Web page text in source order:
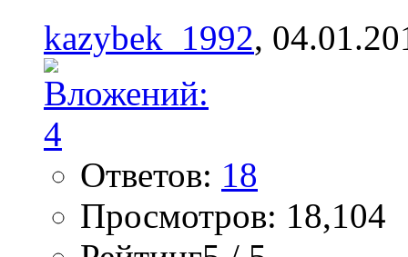
kazybek_1992,
Ответов: 18
Просмотров: 18,104